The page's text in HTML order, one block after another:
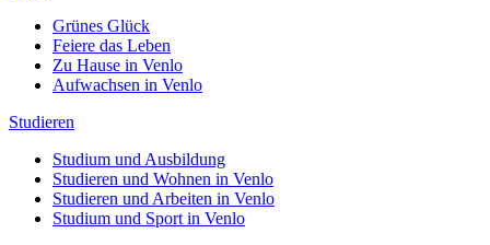
Grünes Glück
Feiere das Leben
Zu Hause in Venlo
Aufwachsen in Venlo
Studieren
Studium und Ausbildung
Studieren und Wohnen in Venlo
Studieren und Arbeiten in Venlo
Studium und Sport in Venlo